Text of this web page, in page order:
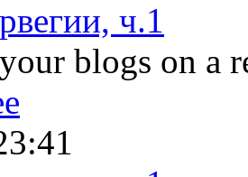
ч.1
blogs on a